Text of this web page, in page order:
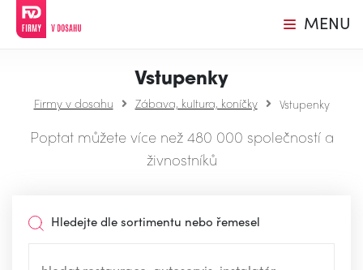
MENU
Vstupenky
Firmy v dosahu Zábava, kultura, koníčky Vstupenky
Poptat můžete více než 480 000 společností a
živnostníků
Hledejte dle sortimentu nebo řemesel